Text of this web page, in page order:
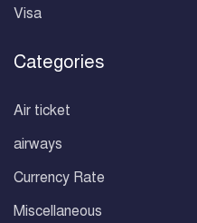
Visa
Categories
Air ticket
airways
Currency Rate
Miscellaneous